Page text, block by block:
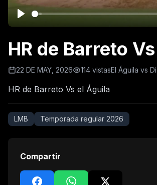
HR de Barreto
22 DE MAY, 2026 114 vistasEl Águila vs
HR de Barreto Vs el Águila
LMB Temporada regular 2026
Compartir